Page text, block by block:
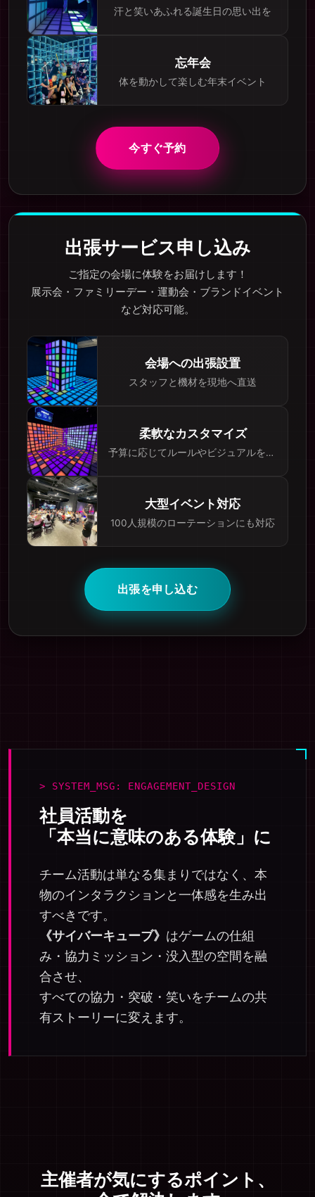
汗と笑いあふれる誕生日の思い出を
忘年会
体を動かして楽しむ年末イベント
今すぐ予約
出張サービス申し込み
ご指定の会場に体験をお届けします！
展示会・ファミリーデー・運動会・ブランドイベント
など対応可能。
会場への出張設置
スタッフと機材を現地へ直送
柔軟なカスタマイズ
予算に応じてルールやビジュアルを調整
大型イベント対応
100人規模のローテーションにも対応
出張を申し込む
> SYSTEM_MSG: ENGAGEMENT_DESIGN
社員活動を
「本当に意味のある体験」に
チーム活動は単なる集まりではなく、本
物のインタラクションと一体感を生み出
すべきです。
《サイバーキューブ》 はゲームの仕組
み・協力ミッション・没入型の空間を融
合させ、
すべての協力・突破・笑いをチームの共
有ストーリーに変えます。
主催者が気にするポイント、